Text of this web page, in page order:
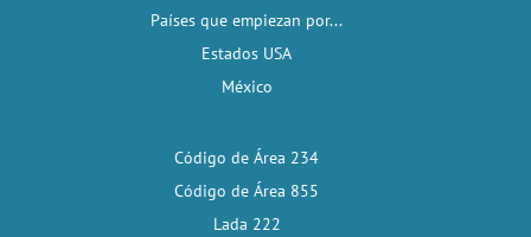
Países que empiezan por...
Estados USA
México
Código de Área 234
Código de Área 855
Lada 222